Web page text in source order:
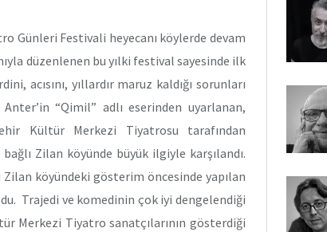
Günleri Festivali heyecanı köylerde devam
düzenlenen bu yılki festival sayesinde ilk
acısını, yıllardır maruz kaldığı sorunları
“Qimil” adlı eserinden uyarlanan,
Kültür Merkezi Tiyatrosu tarafından
Zilan köyünde büyük ilgiyle karşılandı.
Zilan köyündeki gösterim öncesinde yapılan
Trajedi ve komedinin çok iyi dengelendiği
Merkezi Tiyatro sanatçılarının gösterdiği